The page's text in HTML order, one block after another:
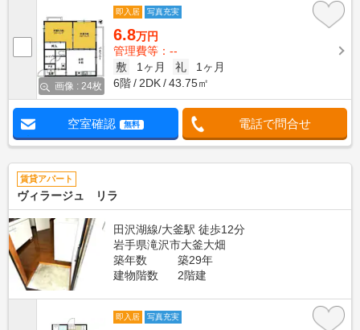
画像 : 24枚
即入居 写真充実
6.8万円
管理費等：--
敷
1ヶ月 礼
1ヶ月
6階
2DK 43.75㎡
空室確認 無料 電話で問合せ
賃貸アパート
ヴィラージュ リラ
田沢湖線/大釜駅 徒歩12分
岩手県滝沢市大釜大畑
築年数
築29年
建物階数
2階建
即入居 写真充実